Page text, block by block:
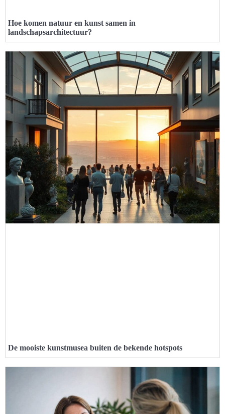
Hoe komen natuur en kunst samen in
landschapsarchitectuur?
De mooiste kunstmusea buiten de bekende hotspots